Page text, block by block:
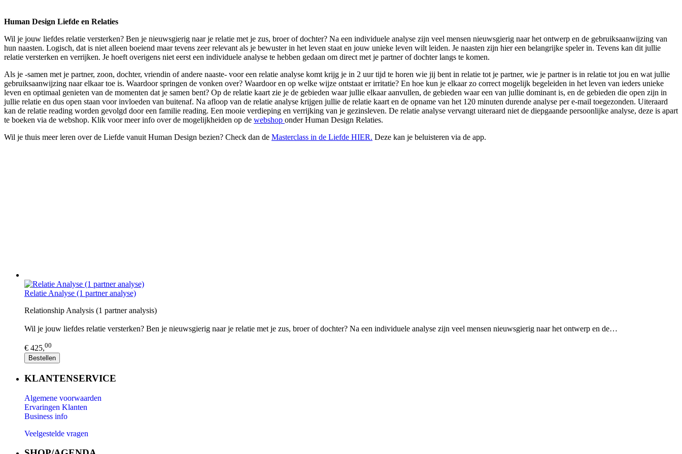
Human Design Liefde en Relaties
Wil je jouw liefdes relatie versterken? Ben je nieuwsgierig naar je relatie met je zus, broer of dochter? Na een individuele analyse zijn veel mensen nieuwsgierig naar het ontwerp en de gebruiksaanwijzing van
hun naasten. Logisch, dat is niet alleen boeiend maar tevens zeer relevant als je bewuster in het leven staat en jouw unieke leven wilt leiden. Je naasten zijn hier een belangrijke speler in. Tevens kan dit jullie
relatie versterken en verrijken. Je hoeft overigens niet eerst een individuele analyse te hebben gedaan om direct met je partner of dochter langs te komen.
Als je -samen met je partner, zoon, dochter, vriendin of andere naaste- voor een relatie analyse komt krijg je in 2 uur tijd te horen wie jij bent in relatie tot je partner, wie je partner is in relatie tot jou en wat jullie
gebruiksaanwijzing naar elkaar toe is. Waardoor springen de vonken over? Waardoor en op welke wijze ontstaat er irritatie? En hoe kun je elkaar zo correct mogelijk begeleiden in het leven van ieders unieke
leven en optimaal genieten van de momenten dat je samen bent? Op de relatie kaart zie je de gebieden waar jullie elkaar aanvullen, de gebieden waar een van jullie dominant is, en de gebieden die open zijn in
jullie relatie en dus open staan voor invloeden van buitenaf. Na afloop van de relatie analyse krijgen jullie de relatie kaart en de opname van het 120 minuten durende analyse per e-mail toegezonden. Uiteraard
kan de relatie reading worden gevolgd door een familie reading. Een mooie verdieping en verrijking van je gezinsleven. De relatie analyse vervangt uiteraard niet de diepgaande persoonlijke analyse, deze is apart
te boeken via de webshop. Klik voor meer info over de mogelijkheiden op de webshop onder Human Design Relaties.
Wil je thuis meer leren over de Liefde vanuit Human Design bezien? Check dan de Masterclass in de Liefde HIER. Deze kan je beluisteren via de app.
Relatie Analyse (1 partner analyse)
Relationship Analysis (1 partner analysis)
Wil je jouw liefdes relatie versterken? Ben je nieuwsgierig naar je relatie met je zus, broer of dochter? Na een individuele analyse zijn veel mensen nieuwsgierig naar het ontwerp en de…
€ 425,00
Bestellen
KLANTENSERVICE
Algemene voorwaarden
Ervaringen Klanten
Business info
Veelgestelde vragen